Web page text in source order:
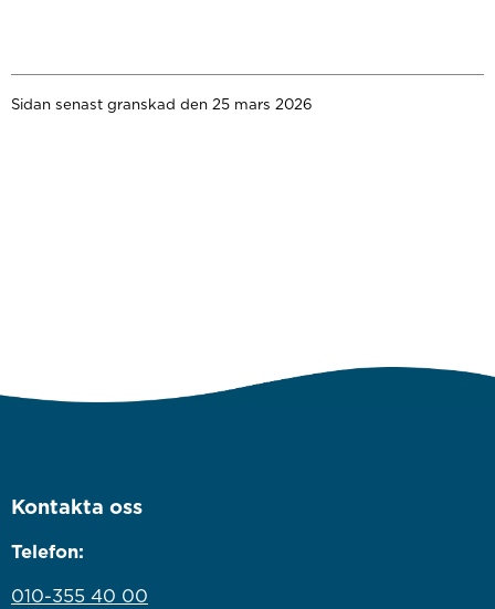
Sidan senast granskad den 25 mars 2026
Kontakta oss
Telefon:
010-355 40 00